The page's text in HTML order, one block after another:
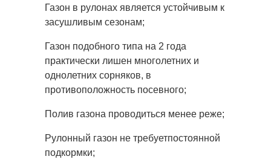
Газон в рулонах является устойчивым к
засушливым сезонам;
Газон подобного типа на 2 года
практически лишен многолетних и
однолетних сорняков, в
противоположность посевного;
Полив газона проводиться менее реже;
Рулонный газон не требуетпостоянной
подкормки;